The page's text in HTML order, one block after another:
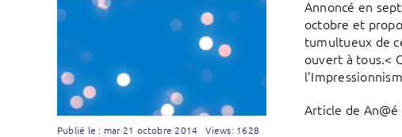
Publié le : mar 21 octobre 2014 Views: 1628
Annoncé en
octobre et
tumultueux de
ouvert à tous.<
Article de An@é